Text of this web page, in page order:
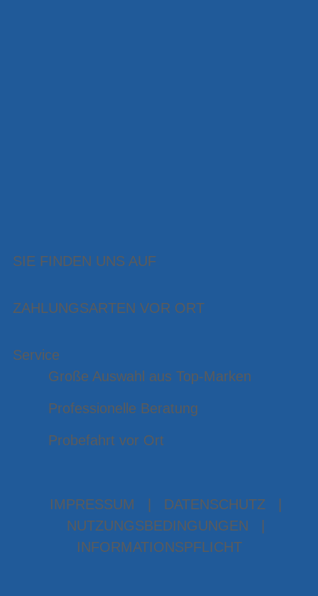
SIE FINDEN UNS AUF
ZAHLUNGSARTEN VOR ORT
Service
Große Auswahl aus Top-Marken
Professionelle Beratung
Probefahrt vor Ort
IMPRESSUM DATENSCHUTZ
NUTZUNGSBEDINGUNGEN
INFORMATIONSPFLICHT